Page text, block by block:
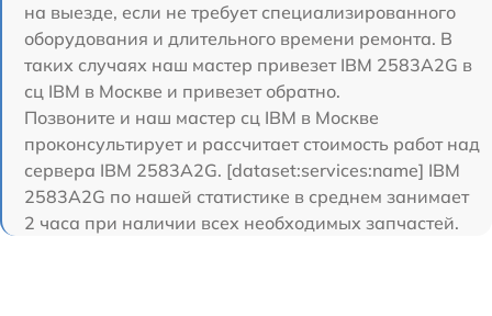
на выезде, если не требует специализированного
оборудования и длительного времени ремонта. В
таких случаях наш мастер привезет IBM 2583A2G в
сц IBM в Москве и привезет обратно.
Позвоните и наш мастер сц IBM в Москве
проконсультирует и рассчитает стоимость работ над
сервера IBM 2583A2G. [dataset:services:name] IBM
2583A2G по нашей статистике в среднем занимает
2 часа при наличии всех необходимых запчастей.